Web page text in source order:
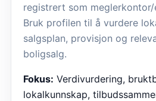
registrert som
Bruk profilen til å vurdere
salgsplan, provisjon og
boligsalg.
Fokus: Verdivurdering,
lokalkunnskap,